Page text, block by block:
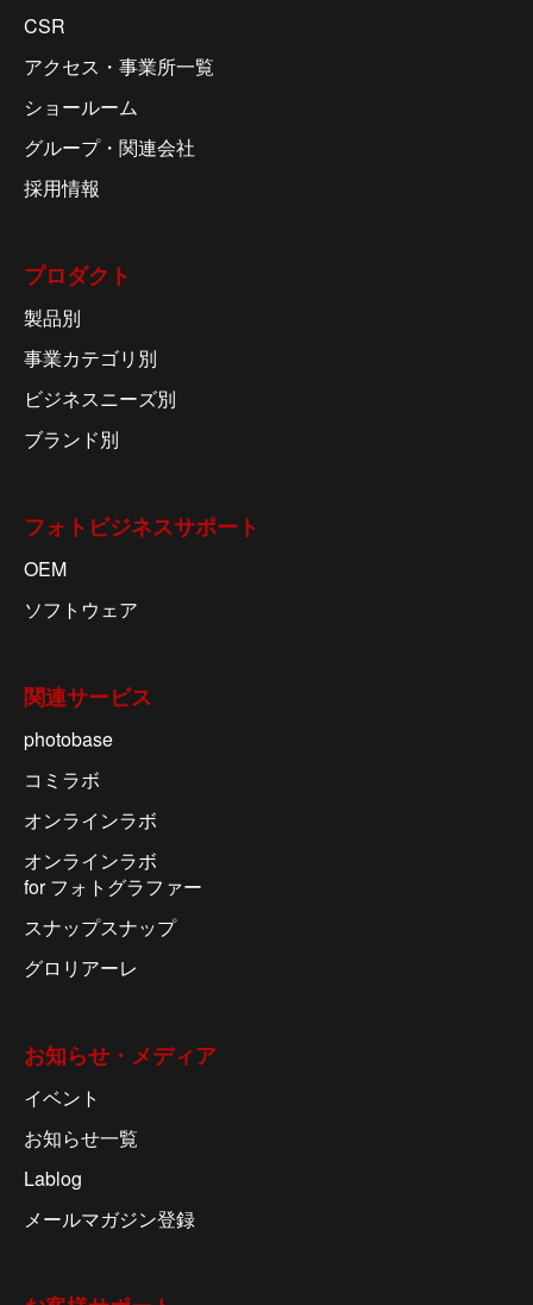
CSR
アクセス・事業所一覧
ショールーム
グループ・関連会社
採用情報
プロダクト
製品別
事業カテゴリ別
ビジネスニーズ別
ブランド別
フォトビジネスサポート
OEM
ソフトウェア
関連サービス
photobase
コミラボ
オンラインラボ
オンラインラボ
for フォトグラファー
スナップスナップ
グロリアーレ
お知らせ・メディア
イベント
お知らせ一覧
Lablog
メールマガジン登録